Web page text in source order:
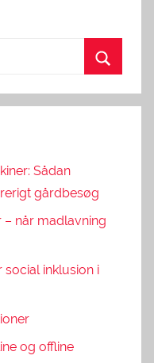
Sådan
gårdbesøg
når madlavning
inklusion i
og offline